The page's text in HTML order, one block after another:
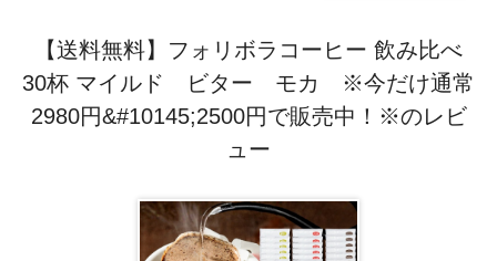
【送料無料】フォリボラコーヒー 飲み比べ
30杯 マイルド ビター モカ ※今だけ通常
2980円&#10145;2500円で販売中！※のレビ
ュー